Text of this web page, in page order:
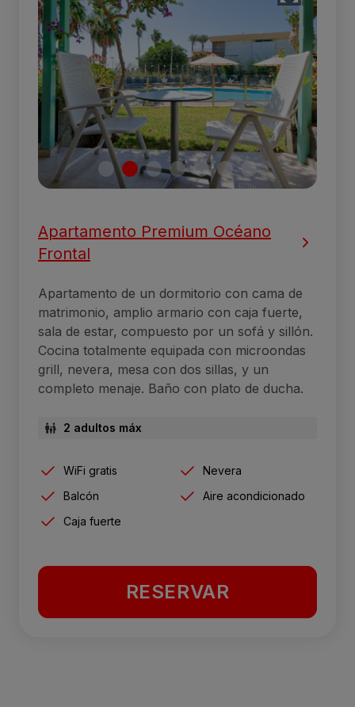
Apartamento Premium Océano
Frontal
Apartamento de un dormitorio con cama de
matrimonio, amplio armario con caja fuerte,
sala de estar, compuesto por un sofá y sillón.
Cocina totalmente equipada con microondas
grill, nevera, mesa con dos sillas, y un
completo menaje. Baño con plato de ducha.
2 adultos máx
WiFi gratis
Nevera
Balcón
Aire acondicionado
Caja fuerte
RESERVAR